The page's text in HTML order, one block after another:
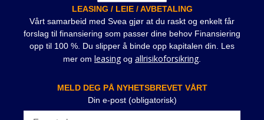
LEASING / LEIE / AVBETALING
Vårt samarbeid med Svea gjør at du raskt og enkelt får
forslag til finansiering som passer dine behov Finansiering
opp til 100 %. Du slipper å binde opp kapitalen din. Les
mer om leasingog allrisikoforsikring.
MELD DEG PÅ NYHETSBREVET VÅRT
Din e-post (obligatorisk)